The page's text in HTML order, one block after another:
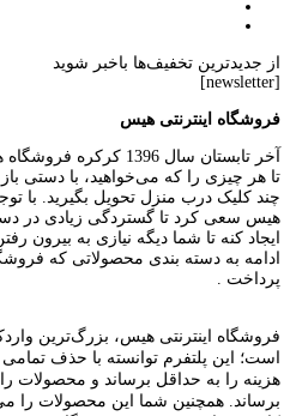
از جدیدترین تخفیف‌ها باخبر شوید
[newsletter]
فروشگاه اینترنتی هیس
آخر تابستان سال 1396
تا هر چیزی را که می‌خواهید، با دستی باز
چند کلیک درب منزل تحویل بگیرید. با
هیس سعی کرد تا گستردگی زیادی در
ایجاد کنه تا شما دیگه نیازی به بیرون
ادامه به دسته بندی محصولاتی که
پرداخت .
فروشگاه اینترنتی هیس، بزرگ‌ترین
است؛ این پلتفرم توانسته با حذف
هزینه را به حداقل برساند و محصولات
برساند. همچنین شما این محصولات را